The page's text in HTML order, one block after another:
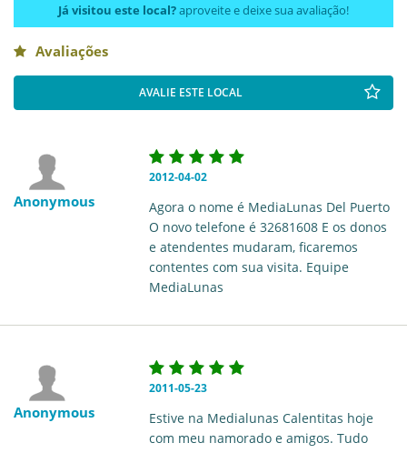
Já visitou este local?aproveite e deixe sua avaliação!
Avaliações
AVALIE ESTE LOCAL
Anonymous
2012-04-02
Agora o nome é MediaLunas Del Puerto
O novo telefone é 32681608 E os donos
e atendentes mudaram, ficaremos
contentes com sua visita. Equipe
MediaLunas
Anonymous
2011-05-23
Estive na Medialunas Calentitas hoje
com meu namorado e amigos. Tudo